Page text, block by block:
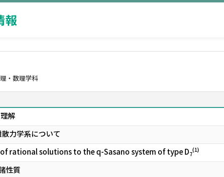
報
・数理学科
解
力学系について
rational solutions to the q-Sasano system of type D7
(1)
性質